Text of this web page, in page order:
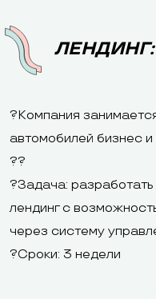
ЛЕНДИНГ:
?Компания
автомобилей бизнес
??
?Задача:
лендинг с
через систему
?Сроки: 3 недели